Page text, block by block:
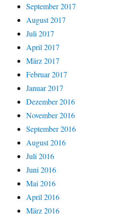
September 2017
August 2017
Juli 2017
April 2017
März 2017
Februar 2017
Januar 2017
Dezember 2016
November 2016
September 2016
August 2016
Juli 2016
Juni 2016
Mai 2016
April 2016
März 2016